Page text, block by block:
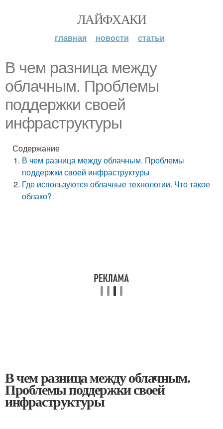
ЛАЙФХАКИ
главная новости статьи
В чем разница между
облачным. Проблемы
поддержки своей
инфраструктуры
Содержание
В чем разница между облачным. Проблемы
поддержки своей инфраструктуры
Где используются облачные технологии. Что такое
облако?
В чем разница между облачным.
Проблемы поддержки своей
инфраструктуры